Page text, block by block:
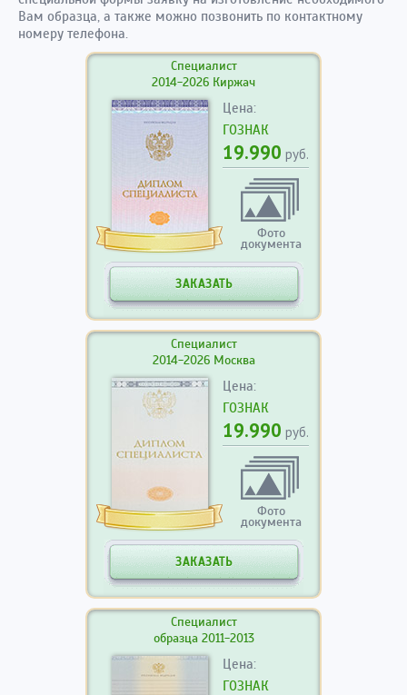
Вам образца, а также можно позвонить по контактному
номеру телефона.
Специалист
2014-2026 Киржач
Цена:
ГОЗНАК
19.990 руб.
Фото
документа
ЗАКАЗАТЬ
Специалист
2014-2026 Москва
Цена:
ГОЗНАК
19.990 руб.
Фото
документа
ЗАКАЗАТЬ
Специалист
образца 2011-2013
Цена:
ГОЗНАК